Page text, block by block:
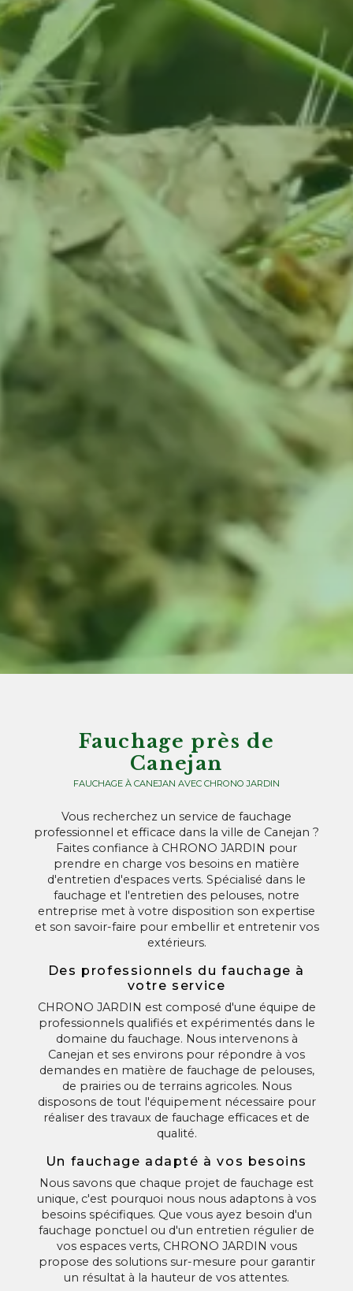
Fauchage près de
Canejan
FAUCHAGE À CANEJAN AVEC CHRONO JARDIN
Vous recherchez un service de fauchage
professionnel et efficace dans la ville de Canejan ?
Faites confiance à CHRONO JARDIN pour
prendre en charge vos besoins en matière
d'entretien d'espaces verts. Spécialisé dans le
fauchage et l'entretien des pelouses, notre
entreprise met à votre disposition son expertise
et son savoir-faire pour embellir et entretenir vos
extérieurs.
Des professionnels du fauchage à
votre service
CHRONO JARDIN est composé d'une équipe de
professionnels qualifiés et expérimentés dans le
domaine du fauchage. Nous intervenons à
Canejan et ses environs pour répondre à vos
demandes en matière de fauchage de pelouses,
de prairies ou de terrains agricoles. Nous
disposons de tout l'équipement nécessaire pour
réaliser des travaux de fauchage efficaces et de
qualité.
Un fauchage adapté à vos besoins
Nous savons que chaque projet de fauchage est
unique, c'est pourquoi nous nous adaptons à vos
besoins spécifiques. Que vous ayez besoin d'un
fauchage ponctuel ou d'un entretien régulier de
vos espaces verts, CHRONO JARDIN vous
propose des solutions sur-mesure pour garantir
un résultat à la hauteur de vos attentes.